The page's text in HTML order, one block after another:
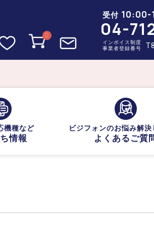
0
受付 10:00-
04-
インボイス制度
事業者登録番号
機種など
情報
ビジフォンのお悩み解決
よくあるご質